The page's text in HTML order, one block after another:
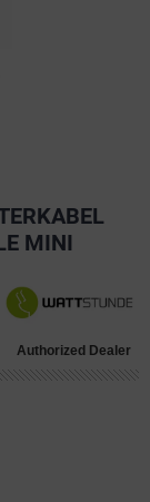
MINI
Authorized Dealer